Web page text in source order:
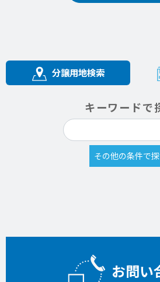
分譲用地検索
キーワードで
お問い